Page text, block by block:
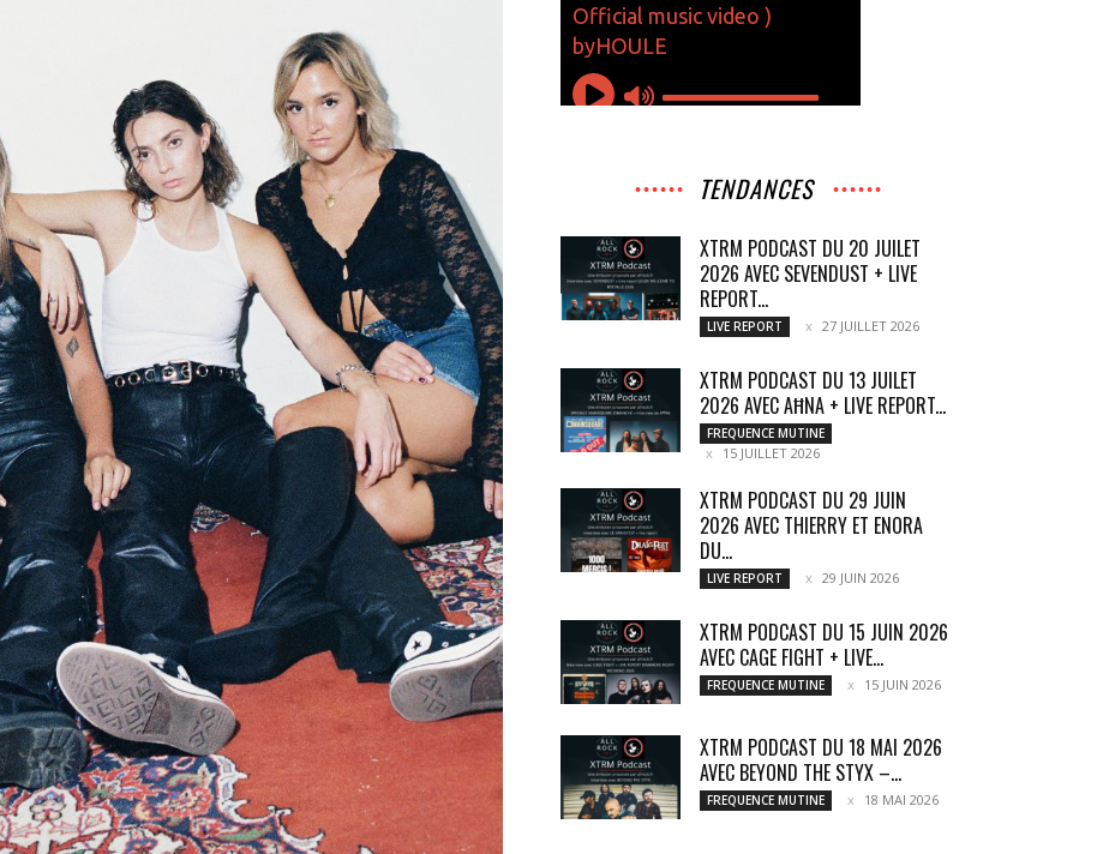
TENDANCES
XTRM PODCAST DU 20 JUILET
2026 AVEC SEVENDUST + LIVE
REPORT...
LIVE REPORT 27 JUILLET 2026
XTRM PODCAST DU 13 JUILET
2026 AVEC AĦNA + LIVE REPORT...
FREQUENCE MUTINE
15 JUILLET 2026
XTRM PODCAST DU 29 JUIN
2026 AVEC THIERRY ET ENORA
DU...
LIVE REPORT 29 JUIN 2026
XTRM PODCAST DU 15 JUIN 2026
AVEC CAGE FIGHT + LIVE...
FREQUENCE MUTINE 15 JUIN 2026
XTRM PODCAST DU 18 MAI 2026
AVEC BEYOND THE STYX –...
FREQUENCE MUTINE 18 MAI 2026